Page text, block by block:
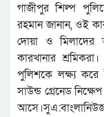
গাজীপুর শিল্প
রহমান জানান, ওই
দোয়া ও
কারখানার
পুলিশকে লক্ষ্য করে
সাউন্ড গ্রেনেড